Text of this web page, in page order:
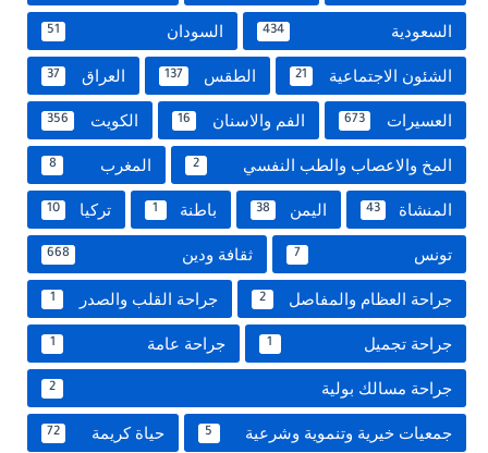
السعودية 434 السودان 51
الشئون الاجتماعية 21 الطقس 137 العراق 37
العسيرات 673 الفم والاسنان 16 الكويت 356
المخ والاعصاب والطب النفسي 2 المغرب 8
المنشاة 43 اليمن 38 باطنة 1 تركيا 10
تونس 7 ثقافة ودين 668
جراحة العظام والمفاصل 2 جراحة القلب والصدر 1
جراحة تجميل 1 جراحة عامة 1
جراحة مسالك بولية 2
جمعيات خيرية وتنموية وشرعية 5 حياة كريمة 72